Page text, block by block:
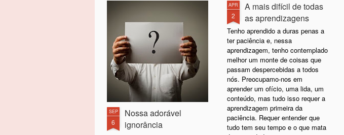
SEP
6
Nossa adorável
ignorância
APR
2
A mais difícil de todas
as aprendizagens
Tenho aprendido a duras penas a
ter paciência e, nessa
aprendizagem, tenho contemplado
melhor um monte de coisas que
passam despercebidas a todos
nós. Preocupamo-nos em
aprender um ofício, uma lida, um
conteúdo, mas tudo isso requer a
aprendizagem primeira da
paciência. Requer entender que
tudo tem seu tempo e o que mata